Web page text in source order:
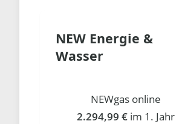
NEW Energie &
Wasser
NEWgas online
2.294,99 € im 1. Jahr